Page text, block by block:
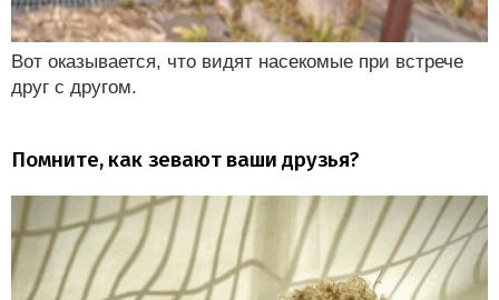
Вот оказывается, что видят насекомые при встрече
друг с другом.
Помните, как зевают ваши друзья?